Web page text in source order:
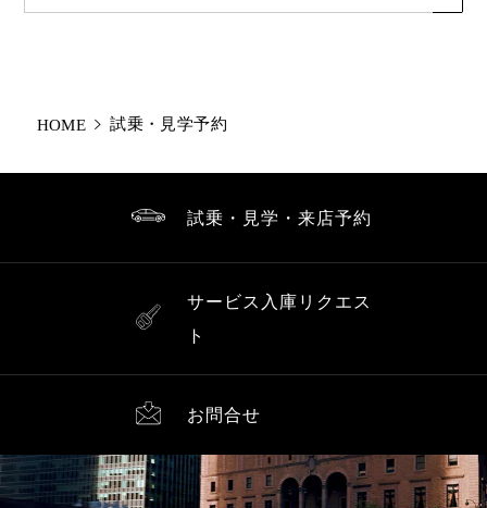
HOME 試乗・見学予約
試乗・見学・来店予約
サービス入庫リクエス
ト
お問合せ